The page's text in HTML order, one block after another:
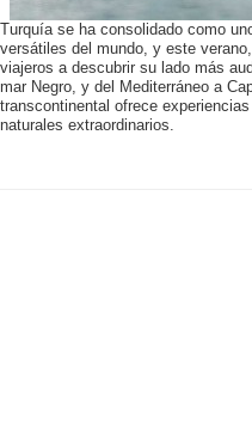
Turquía se ha consolidado como
versátiles del mundo, y este
viajeros a descubrir su lado más
mar Negro, y del Mediterráneo a
transcontinental ofrece
naturales extraordinarios.